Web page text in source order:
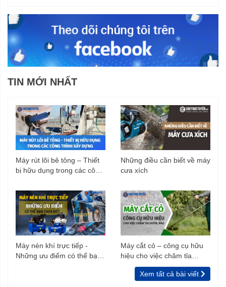
TIN MỚI NHẤT
Máy rút lõi bê tông – Thiết
bị hữu dụng trong các công
Những điều cần biết về máy
cưa xích
Máy nén khí trực tiếp -
Những ưu điểm có thể bạn
Máy cắt cỏ – công cụ hữu
hiệu cho việc chăm tỉa
vườn, rào
Xem tất cả bài viết